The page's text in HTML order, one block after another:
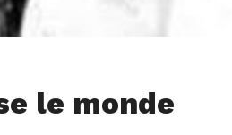
le monde